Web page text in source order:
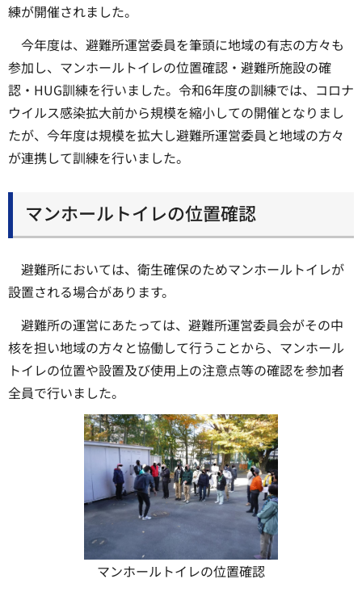
練が開催されました。
今年度は、避難所運営委員を筆頭に地域の有志の方々も
参加し、マンホールトイレの位置確認・避難所施設の確
認・HUG訓練を行いました。令和6年度の訓練では、コロナ
ウイルス感染拡大前から規模を縮小しての開催となりまし
たが、今年度は規模を拡大し避難所運営委員と地域の方々
が連携して訓練を行いました。
マンホールトイレの位置確認
避難所においては、衛生確保のためマンホールトイレが
設置される場合があります。
避難所の運営にあたっては、避難所運営委員会がその中
核を担い地域の方々と協働して行うことから、マンホール
トイレの位置や設置及び使用上の注意点等の確認を参加者
全員で行いました。
マンホールトイレの位置確認